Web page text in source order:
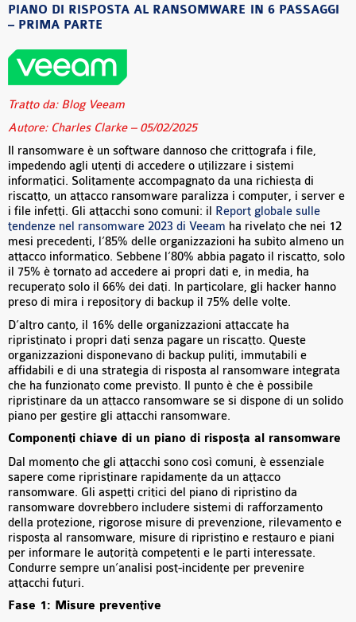
PIANO DI RISPOSTA AL RANSOMWARE IN 6 PASSAGGI
– PRIMA PARTE
Tratto da: Blog Veeam
Autore: Charles Clarke – 05/02/2025
Il ransomware è un software dannoso che crittografa i file,
impedendo agli utenti di accedere o utilizzare i sistemi
informatici. Solitamente accompagnato da una richiesta di
riscatto, un attacco ransomware paralizza i computer, i server e
i file infetti. Gli attacchi sono comuni: il
Report globale sulle
tendenze nel ransomware 2023 di Veeam ha rivelato che nei 12
mesi precedenti, l’85% delle organizzazioni ha subìto almeno un
attacco informatico. Sebbene l’80% abbia pagato il riscatto, solo
il 75% è tornato ad accedere ai propri dati e, in media, ha
recuperato solo il 66% dei dati. In particolare, gli hacker hanno
preso di mira i repository di backup il 75% delle volte.
D’altro canto, il 16% delle organizzazioni attaccate ha
ripristinato i propri dati senza pagare un riscatto. Queste
organizzazioni disponevano di backup puliti, immutabili e
affidabili e di una strategia di risposta al ransomware integrata
che ha funzionato come previsto. Il punto è che è possibile
ripristinare da un attacco ransomware se si dispone di un solido
piano per gestire gli attacchi ransomware.
Componenti chiave di un piano di risposta al ransomware
Dal momento che gli attacchi sono così comuni, è essenziale
sapere come ripristinare rapidamente da un attacco
ransomware. Gli aspetti critici del piano di ripristino da
ransomware dovrebbero includere sistemi di rafforzamento
della protezione, rigorose misure di prevenzione, rilevamento e
risposta al ransomware, misure di ripristino e restauro e piani
per informare le autorità competenti e le parti interessate.
Condurre sempre un’analisi post-incidente per prevenire
attacchi futuri.
Fase 1: Misure preventive